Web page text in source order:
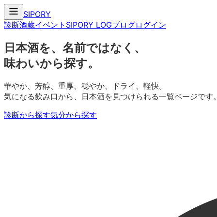
SIPORY
診断酒蔵イベント SIPORY LOGブログログイン
日本酒を、名前ではなく、
味わいから探す。
華やか、芳醇、重厚、穏やか、ドライ、軽快。
気になる飲み口から、日本酒を見つけられる一覧ページです
診断から探す気分から探す